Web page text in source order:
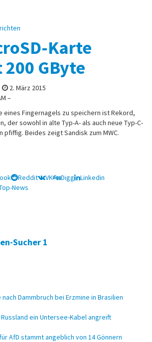
Karte
GByte
2. März 2015
–
eines Fingernagels zu speichern ist Rekord,
der sowohl in alte Typ-A- als auch neue Typ-C-
pfiffig. Beides zeigt Sandisk zum MWC.
Reddit VK Digg
Linkedin
News
Sucher 1
Dammbruch bei Erzmine in Brasilien
ein Untersee-Kabel angreift
AfD stammt angeblich von 14 Gönnern